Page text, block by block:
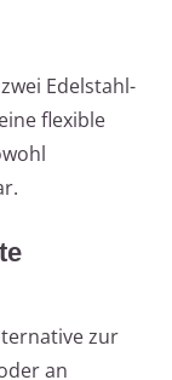
Edelstahl-
flexible
zur
an